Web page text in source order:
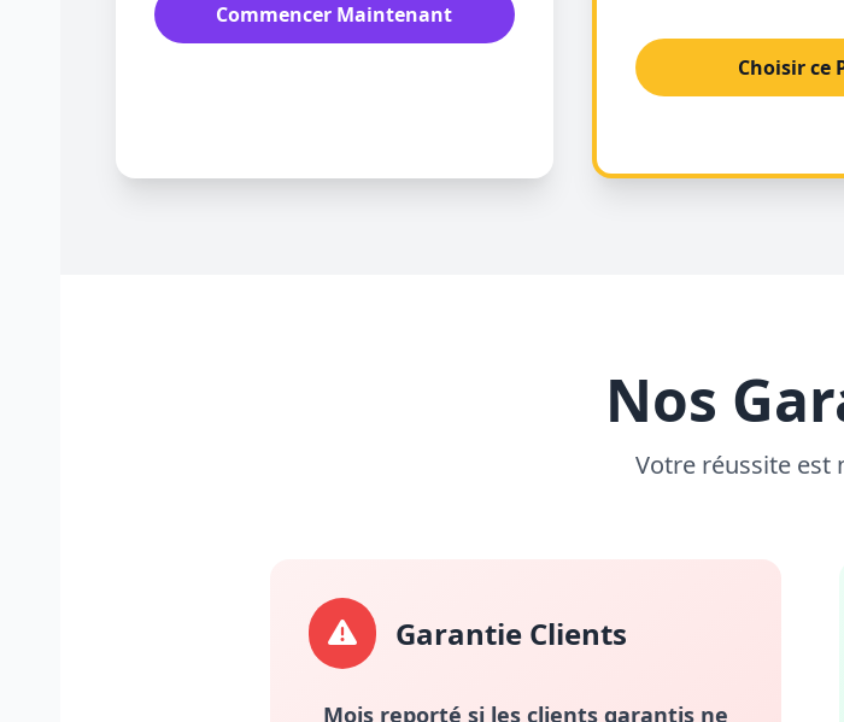
Commencer Maintenant
Choisir ce
Nos
Votre réussite est
Garantie Clients
Mois reporté si les clients garantis ne